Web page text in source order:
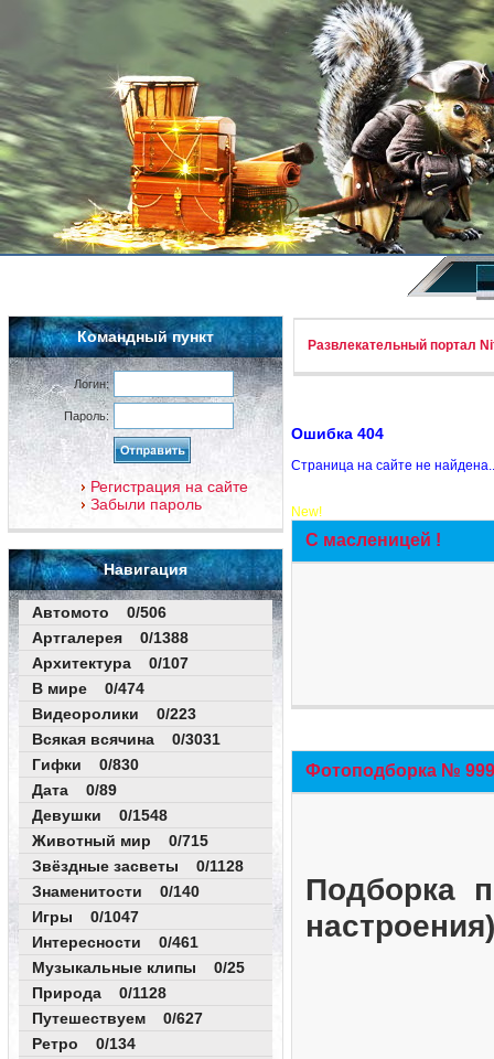
Командный пункт
Логин:
Пароль:
Регистрация на сайте
Забыли пароль
Навигация
Автомото 0/506
Артгалерея 0/1388
Архитектура 0/107
В мире 0/474
Видеоролики 0/223
Всякая всячина 0/3031
Гифки 0/830
Дата 0/89
Девушки 0/1548
Животный мир 0/715
Звёздные засветы 0/1128
Знаменитости 0/140
Игры 0/1047
Интересности 0/461
Музыкальные клипы 0/25
Природа 0/1128
Путешествуем 0/627
Ретро 0/134
Развлекательный портал
Ошибка 404
Страница на сайте не
New!
С масленицей !
Фотоподборка №
Подборка